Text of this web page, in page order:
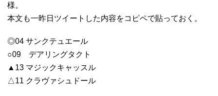
様。
本文も一昨日ツイートした内容をコピペで貼っておく。
◎04 サンクテュエール
○09 デアリングタクト
▲13 マジックキャッスル
△11 クラヴァシュドール